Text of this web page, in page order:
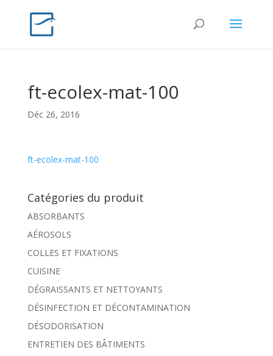
ft-ecolex-mat-100
Déc 26, 2016
ft-ecolex-mat-100
Catégories du produit
ABSORBANTS
AÉROSOLS
COLLES ET FIXATIONS
CUISINE
DÉGRAISSANTS ET NETTOYANTS
DÉSINFECTION ET DÉCONTAMINATION
DÉSODORISATION
ENTRETIEN DES BÂTIMENTS